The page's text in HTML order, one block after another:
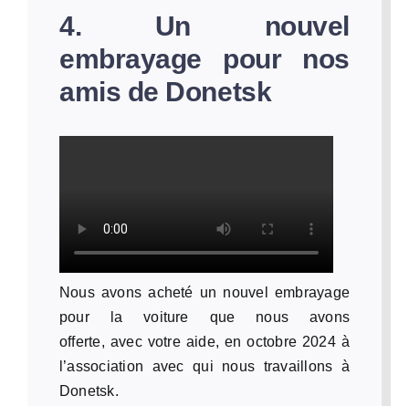
4. Un nouvel
embrayage pour nos
amis de Donetsk
Nous avons acheté un nouvel embrayage
pour la voiture que nous avons
offerte, avec votre aide, en octobre 2024 à
l’association avec qui nous travaillons à
Donetsk.